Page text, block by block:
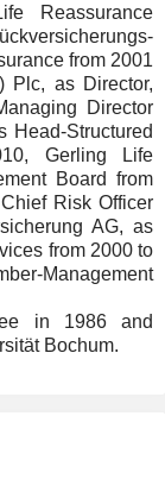
Reassurance
from 2001
Plc, as Director,
Director
Head-Structured
Gerling Life
Board from
Risk Officer
AG, as
from 2000 to
Management
in 1986 and
Bochum.